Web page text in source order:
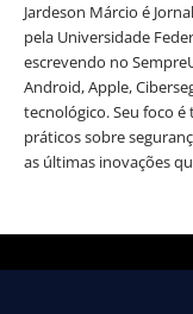
Jardeson Márcio é
pela Universidade
escrevendo no
Android, Apple,
tecnológico. Seu foco
práticos sobre
as últimas inovações